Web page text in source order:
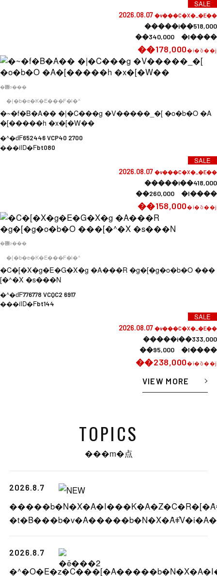
SALE
2026.08.07 �v���C�X�_�E��
�����i��518,000
��340,000 �l����
��178,000�i�ō��j
�݌ɂ���
�{�b�e�K�E���F�l�^
�~�f�B�A�� �|�C���g �V�����_�[ �o�b�O �A
�[�����h �x�[�W��
�^�ԁF652446 VCP40 2700
���iID�Fbt080
SALE
2026.08.07 �v���C�X�_�E��
�����i��418,000
��260,000 �l����
��158,000�i�ō��j
�݌ɂ���
�{�b�e�K�E���F�l�^
�C�[�X�g�E�G�X�g �A���R �g�[�g�o�b�O ���
[�^�X �s���N
�^�ԁF776778 VCQC2 6917
���iID�Fbt144
SALE
2026.08.07 �v���C�X�_�E��
�����i��333,000
��95,000 �l����
��238,000�i�ō��j
VIEW MORE
TOPICS
���m�点
2026.8.7
2026.8.7